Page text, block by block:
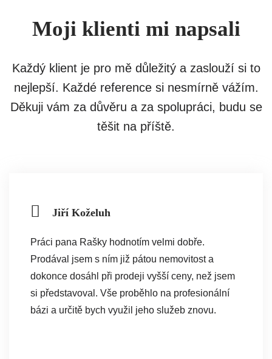
práci s tím, aby se nic zbytečně neprotahovalo a i poté,
co byla transakce dokončena, ještě dvakrát zavolal jestli
Moji klienti mi napsali
Každý klient je pro mě důležitý a zaslouží si to
nejlepší. Každé reference si nesmírně vážím.
Děkuji vám za důvěru a za spolupráci, budu se
těšit na příště.
Jiří Koželuh
Práci pana Rašky hodnotím velmi dobře.
Prodával jsem s ním již pátou nemovitost a
dokonce dosáhl při prodeji vyšší ceny, než jsem
si představoval. Vše proběhlo na profesionální
bázi a určitě bych využil jeho služeb znovu.